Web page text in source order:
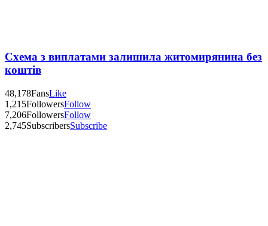
Схема з виплатами залишила житомирянина без
коштів
48,178FansLike
1,215FollowersFollow
7,206FollowersFollow
2,745SubscribersSubscribe